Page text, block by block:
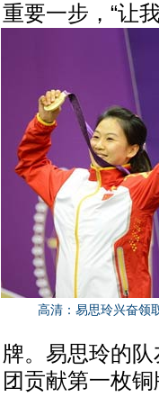
重要一步，“让
高清：易思玲兴奋领
牌。易思玲的
团贡献第一枚